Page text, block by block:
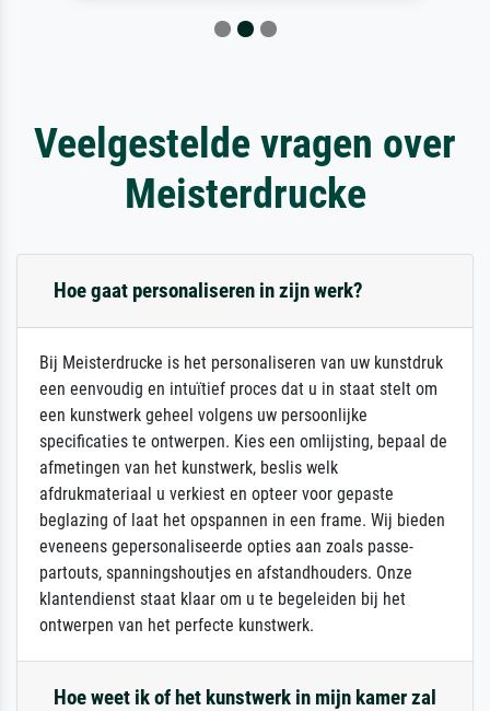
Veelgestelde vragen over
Meisterdrucke
Hoe gaat personaliseren in zijn werk?
Bij Meisterdrucke is het personaliseren van uw kunstdruk
een eenvoudig en intuïtief proces dat u in staat stelt om
een kunstwerk geheel volgens uw persoonlijke
specificaties te ontwerpen. Kies een omlijsting, bepaal de
afmetingen van het kunstwerk, beslis welk
afdrukmateriaal u verkiest en opteer voor gepaste
beglazing of laat het opspannen in een frame. Wij bieden
eveneens gepersonaliseerde opties aan zoals passe-
partouts, spanningshoutjes en afstandhouders. Onze
klantendienst staat klaar om u te begeleiden bij het
ontwerpen van het perfecte kunstwerk.
Hoe weet ik of het kunstwerk in mijn kamer zal